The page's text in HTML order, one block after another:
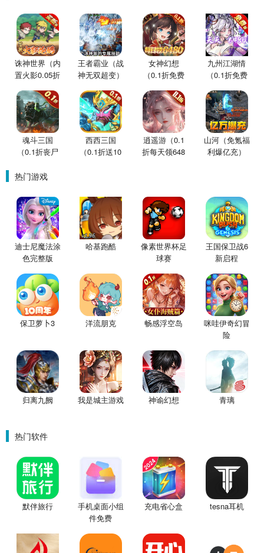
诛神世界（内
置火影0.05折
王者霸业（战
神无双超变）
女神幻想
（0.1折免费
九州江湖情
（0.1折免费
魂斗三国
（0.1折丧尸
西西三国
（0.1折送10
逍遥游（0.1
折每天领648
山河（免氪福
利爆亿充）
热门游戏
迪士尼魔法涂
色完整版
哈基跑酷
像素世界杯足
球赛
王国保卫战6
新启程
保卫萝卜3 洋流朋克 畅感浮空岛
咪哇伊奇幻冒
险
归离九阙 我是城主游戏 神谕幻想 青璃
热门软件
默伴旅行
手机桌面小组
件免费
充电省心盒 tesna耳机